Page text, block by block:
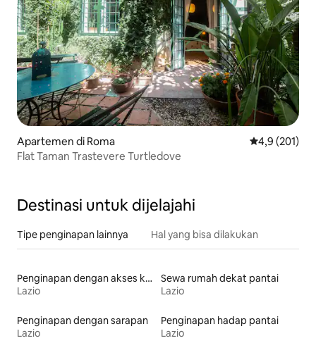
Apartemen di Roma Nilai rata-rata
4,9 (201)
Flat Taman Trastevere Turtledove
Destinasi untuk dijelajahi
Tipe penginapan lainnya Hal yang bisa dilakukan
Penginapan dengan akses ke pantai
Lazio
Sewa rumah dekat pantai
Lazio
Penginapan dengan sarapan
Lazio
Penginapan hadap pantai
Lazio